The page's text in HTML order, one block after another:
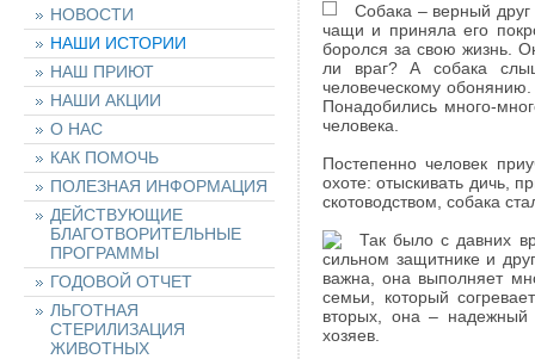
НОВОСТИ
НАШИ ИСТОРИИ
НАШ ПРИЮТ
НАШИ АКЦИИ
О НАС
КАК ПОМОЧЬ
ПОЛЕЗНАЯ ИНФОРМАЦИЯ
ДЕЙСТВУЮЩИЕ
БЛАГОТВОРИТЕЛЬНЫЕ
ПРОГРАММЫ
ГОДОВОЙ ОТЧЕТ
ЛЬГОТНАЯ
СТЕРИЛИЗАЦИЯ
ЖИВОТНЫХ
Собака – верный
чащи и приняла его
боролся за свою жизнь.
ли враг? А собака
человеческому
Понадобились много-
человека.
Постепенно человек
охоте: отыскивать дичь,
скотоводством, собака
Так было с давних
сильном защитнике и
важна, она выполняет
семьи, который
вторых, она – надежный
хозяев.